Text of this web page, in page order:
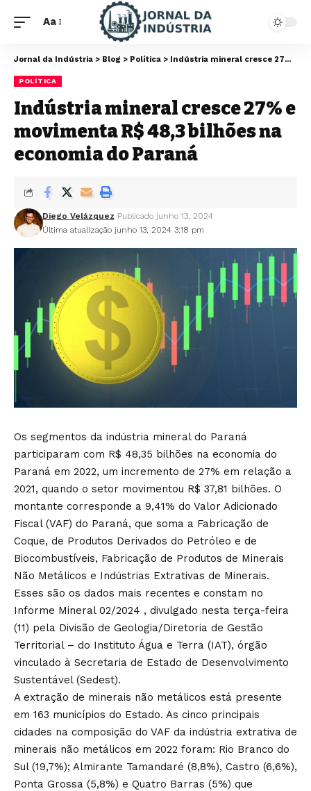
Aa
Jornal da Indústria > Blog > Política > Indústria mineral cresce 27% e movimenta R$ 48,3 bilhões na economia do Paraná
POLÍTICA
Indústria mineral cresce 27% e
movimenta R$ 48,3 bilhões na
economia do Paraná
Última atualização junho 13, 2024 3:18 pm
Diego Velázquez Publicado junho 13, 2024
Os segmentos da indústria mineral do Paraná
participaram com R$ 48,35 bilhões na economia do
Paraná em 2022, um incremento de 27% em relação a
2021, quando o setor movimentou R$ 37,81 bilhões. O
montante corresponde a 9,41% do Valor Adicionado
Fiscal (VAF) do Paraná, que soma a Fabricação de
Coque, de Produtos Derivados do Petróleo e de
Biocombustíveis, Fabricação de Produtos de Minerais
Não Metálicos e Indústrias Extrativas de Minerais.
Esses são os dados mais recentes e constam no
Informe Mineral 02/2024 , divulgado nesta terça-feira
(11) pela Divisão de Geologia/Diretoria de Gestão
Territorial – do Instituto Água e Terra (IAT), órgão
vinculado à Secretaria de Estado de Desenvolvimento
Sustentável (Sedest).
A extração de minerais não metálicos está presente
em 163 municípios do Estado. As cinco principais
cidades na composição do VAF da indústria extrativa de
minerais não metálicos em 2022 foram: Rio Branco do
Sul (19,7%); Almirante Tamandaré (8,8%), Castro (6,6%),
Ponta Grossa (5,8%) e Quatro Barras (5%) que